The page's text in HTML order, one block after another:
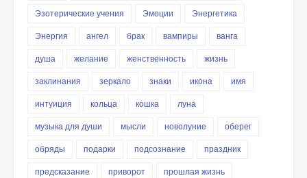
Эзотерические учения
Эмоции
Энергетика
Энергия
ангел брак вампиры
ванга
душа
желание женственность
жизнь
заклинания
зеркало знаки икона
имя
интуиция
кольца кошка
луна
музыка для души
мысли новолуние
оберег
обряды
подарки подсознание
праздник
предсказание
приворот
прошлая жизнь